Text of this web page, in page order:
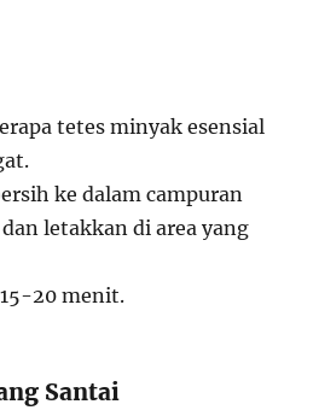
tetes minyak esensial
ke dalam campuran
letakkan di area yang
20 menit.
Santai